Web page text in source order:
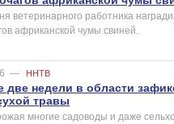
ветеринарного работника
африканской чумы свиней.
— ННТВ
две недели в области
травы
многие садоводы и даже